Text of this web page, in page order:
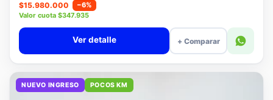
$16.980.000
$15.980.000
−6%
Valor cuota $347.935
+ Comparar